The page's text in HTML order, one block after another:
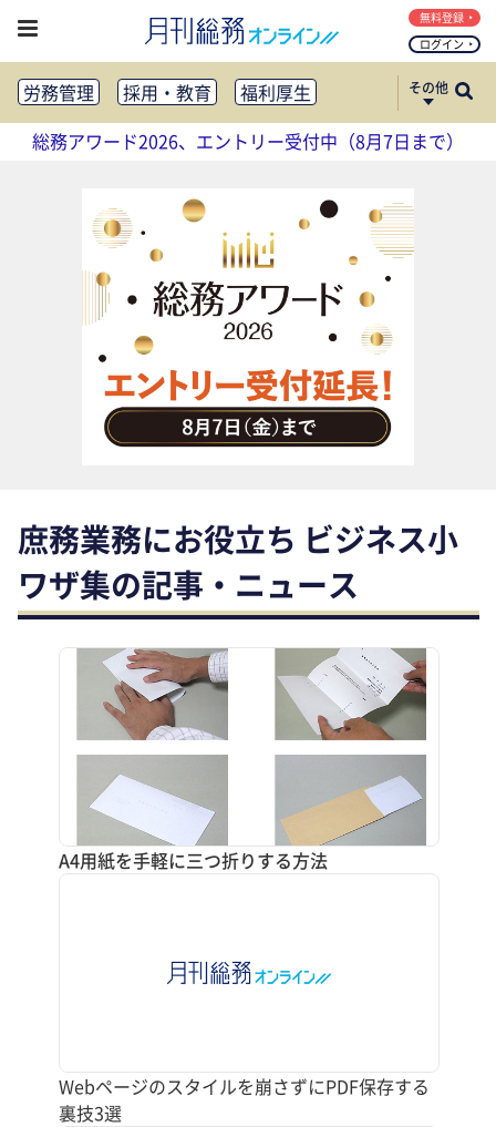
ログイン
無料登録
労務管理 採用・教育
福利厚生
健康経営
働き方改革
法務・コンプライアンス
リスクマネジメント・BCP
社外・社内広報
社外・社内コミュニケーション活性化
FM・オフィス移転
CSR・SDGs
テクノロジー活用・DX
助成金・補助金・コスト削減
アウトソーシング・BPO
調査・レポート
その他
総務アワード2026、エントリー受付中（8月7日まで）
庶務業務にお役立ち ビジネス小
ワザ集の記事・ニュース
A4用紙を手軽に三つ折りする方法
Webページのスタイルを崩さずにPDF保存する
裏技3選